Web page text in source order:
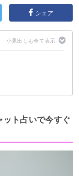
シェア
社
ト占いで今すぐ